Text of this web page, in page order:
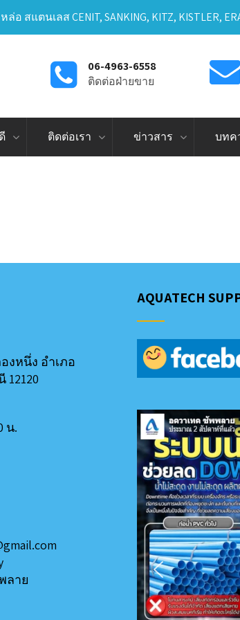
แตนเลส CENIT, SANKING, KITZ, KISTLER,
06-4963-6558
ติดต่อฝ่ายขาย
ติดต่อเรา ข่าวสาร บทค
งหนึ่ง อำเภอ
น.
ลาย
AQUATECH